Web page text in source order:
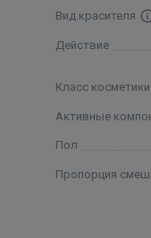
минут.
Aqua (Water),
Cetearyl
Stearate,
Вид красителя
Действие
Класс косметики
Активные
Пол
Пропорция